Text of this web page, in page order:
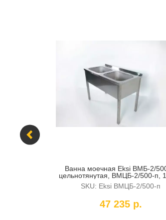
Ванна моечная Eksi ВМБ-2/
цельнотянутая, ВМЦБ-2/500-п,
SKU: Eksi ВМЦБ-2/500-п
47 235 р.